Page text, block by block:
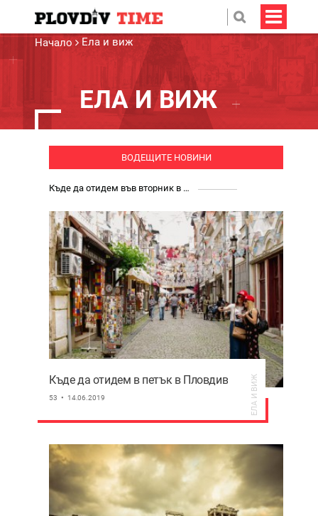
Начало Ела и виж
ЕЛА И ВИЖ
ВОДЕЩИТЕ НОВИНИ
Къде да отидем във вторник в Пловдив
Къде да отидем в петък в Пловдив
53 14.06.2019 ЕЛА И ВИЖ